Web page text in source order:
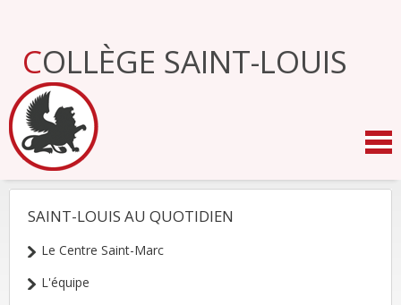
Aller
navigation
COLLÈGE SAINT-LOUIS
NAVIGATION
SAINT-LOUIS AU QUOTIDIEN
Le Centre Saint-Marc
L'équipe